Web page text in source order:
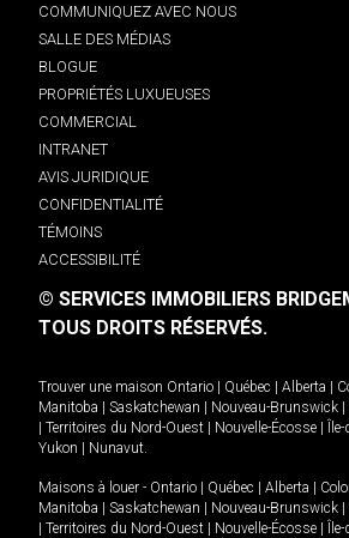
COMMUNIQUEZ AVEC NOUS
SALLE DES MÉDIAS
BLOGUE
PROPRIÉTÉS LUXUEUSES
COMMERCIAL
INTRANET
AVIS JURIDIQUE
CONFIDENTIALITÉ
TÉMOINS
ACCESSIBILITÉ
© SERVICES IMMOBILIERS
TOUS DROITS RÉSERVÉS.
Trouver une maison Ontario Québec Alberta
Manitoba
Saskatchewan Nouveau-Brunswick
Territoires du Nord-Ouest Nouvelle-Écosse
Yukon
Nunavut.
Maisons à louer - Ontario Québec Alberta
Manitoba
Saskatchewan Nouveau-Brunswick
Territoires du Nord-Ouest Nouvelle-Écosse